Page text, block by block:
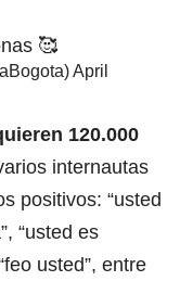
🥰
April
120.000
internautas
positivos: “usted
“usted es
usted”, entre